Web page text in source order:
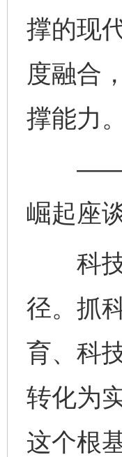
撑的现
度融合
撑能力。
崛起座
科技
径。抓
育、科
转化为
这个根